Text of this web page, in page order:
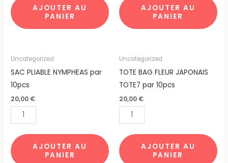
10pcs
AJOUTER AU
PANIER
TOTE2
par
10pcs
AJOUTER AU
PANIER
Uncategorized
SAC PLIABLE NYMPHEAS par
10pcs
20,00 €
quantité
de
SAC
NYMPHEAS
10pcs
AJOUTER AU
PANIER
Uncategorized
TOTE BAG FLEUR JAPONAIS
TOTE7 par 10pcs
20,00 €
quantité
de
TOTE
FLEUR
JAPONAIS
TOTE7
par
10pcs
AJOUTER AU
PANIER